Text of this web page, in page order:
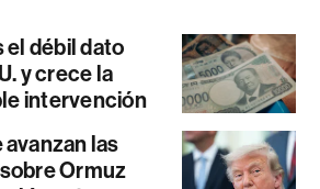
el débil dato
y crece la
intervención
las
Ormuz